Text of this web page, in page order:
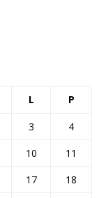
L P
3
4
10
11
17
18